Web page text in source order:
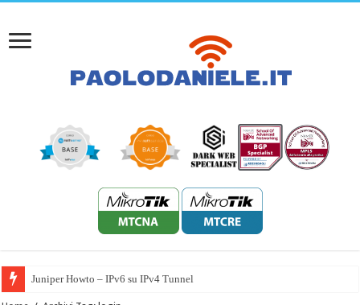
Juniper Howto – IPv6 su IPv4 Tunnel